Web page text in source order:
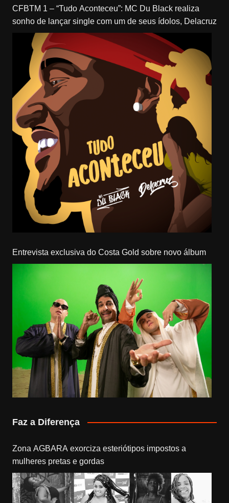
CFBTM 1 – “Tudo Aconteceu”: MC Du Black realiza
sonho de lançar single com um de seus ídolos, Delacruz
Entrevista exclusiva do Costa Gold sobre novo álbum
Faz a Diferença
Zona AGBARA exorciza esteriótipos impostos a
mulheres pretas e gordas